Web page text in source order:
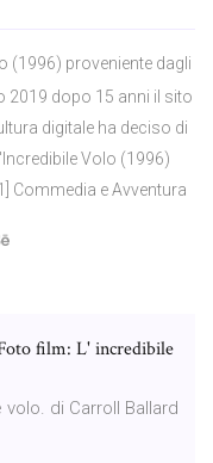
(1996) proveniente dagli
2019 dopo 15 anni il sito
digitale ha deciso di
Volo (1996)
Commedia e Avventura
film: L' incredibile
di Carroll Ballard